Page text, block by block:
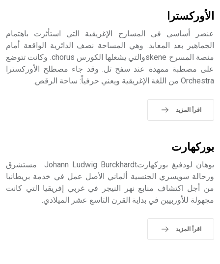
- هل تعلم أن أبجر Abgar اسم معروف جيداً يعود إلى عدد من
الملوك الذين حكموا مدينة إديسا (الرها) من أبجر الأول وحتى
التاسع، وهم ينتسبون إلى أسرة أوسروين
حيث تقتصر القيمة الصوتية للعلامة الك
الأوركسترا
عنصر أساسي في المسارح الإغريقية التي استأثرت باهتمام
الجماهير بعد المعابد. وهي المساحة نصف الدائرية الواقعة أمام
منصة المسرح skeneوالتي يشغلها الكورس chorus. وكانت تتوضع
على مصطبة ممهدة عند سفح تل. وقد جاء مصطلح الأوركسترا
Orchestra من اللغة الإغريقية ويعني حرفياً: ساحة الرقص.
اقرأ المزيد
بوركهارت
يوهان لودفيغ بوركهارتJohann Ludwig Burckhardt مستشرق
ورحالة سويسري الجنسية ألماني الأصل عمل في خدمة بريطانيا
من أجل اكتشاف منابع نهر النيجر في غربي إفريقيا التي كانت
مجهولة للأوربيين في بداية القرن التاسع عشر الميلادي.
اقرأ المزيد